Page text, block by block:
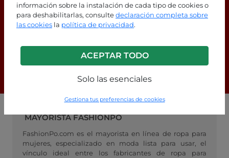
información sobre la instalación de cada tipo de cookies o
para deshabilitarlas, consultedeclaración completa sobre
las cookies la política de privacidad.
ACEPTAR TODO
Solo las esenciales
Gestiona tus preferencias de cookies
¿Estás buscando respuestas?
¡Consulta nuestra página de
preguntas frecuentes!
MAYORISTA FASHIONPO
FashionPo.com es el mayorista en línea de ropa para
mujeres, especializado en moda lista para usar, el
vínculo ideal entre los fabricantes de ropa para